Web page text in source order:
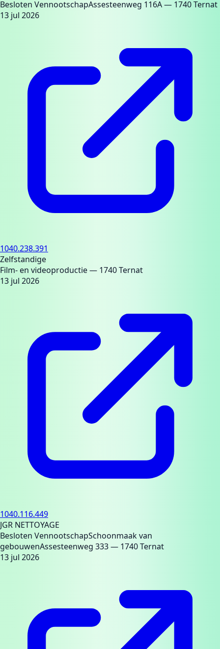
Besloten VennootschapAssesteenweg 116A— 1740 Ternat
13 jul 2026
1040.238.391
Zelfstandige
Film- en videoproductie— 1740 Ternat
13 jul 2026
1040.116.449
JGR NETTOYAGE
Besloten VennootschapSchoonmaak van
gebouwenAssesteenweg 333— 1740 Ternat
13 jul 2026